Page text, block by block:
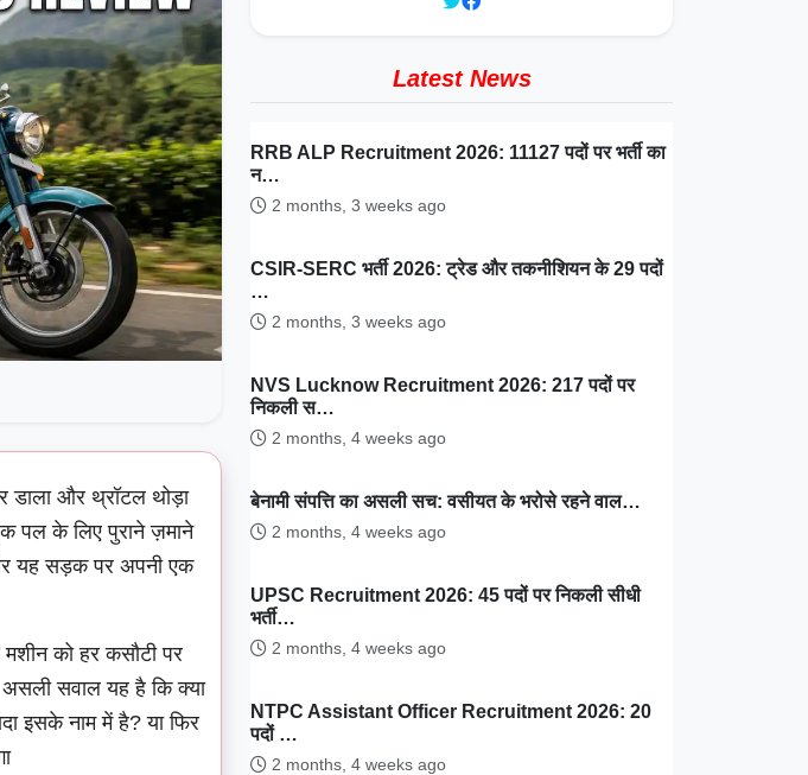
डाला और थ्रॉटल थोड़ा
पल के लिए पुराने ज़माने
यह सड़क पर अपनी एक
को हर कसौटी पर
सवाल यह है कि क्या
इसके नाम में है? या फिर
Latest News
RRB ALP Recruitment 2026: 11127 पदों पर भर्ती का
न…
2 months, 3 weeks ago
CSIR-SERC भर्ती 2026: ट्रेड और तकनीशियन के 29 पदों
…
2 months, 3 weeks ago
NVS Lucknow Recruitment 2026: 217 पदों पर
निकली स…
2 months, 4 weeks ago
बेनामी संपत्ति का असली सच: वसीयत के भरोसे रहने वाल…
2 months, 4 weeks ago
UPSC Recruitment 2026: 45 पदों पर निकली सीधी
भर्ती…
2 months, 4 weeks ago
NTPC Assistant Officer Recruitment 2026: 20
पदों …
2 months, 4 weeks ago